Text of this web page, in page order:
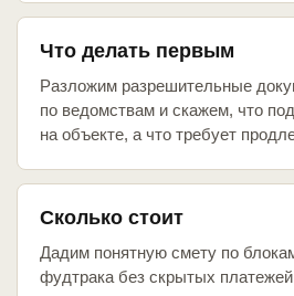
Что делать первым
Разложим разрешительные
по ведомствам и скажем, что
на объекте, а что требует
Сколько стоит
Дадим понятную смету по
фудтрака без скрытых